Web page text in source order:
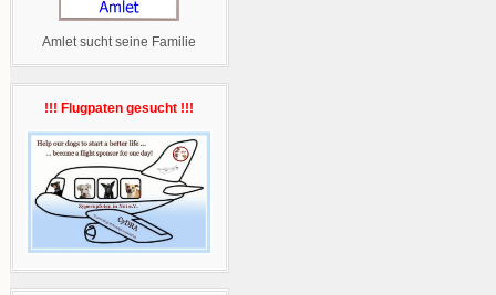
Amlet sucht seine Familie
!!! Flugpaten gesucht !!!